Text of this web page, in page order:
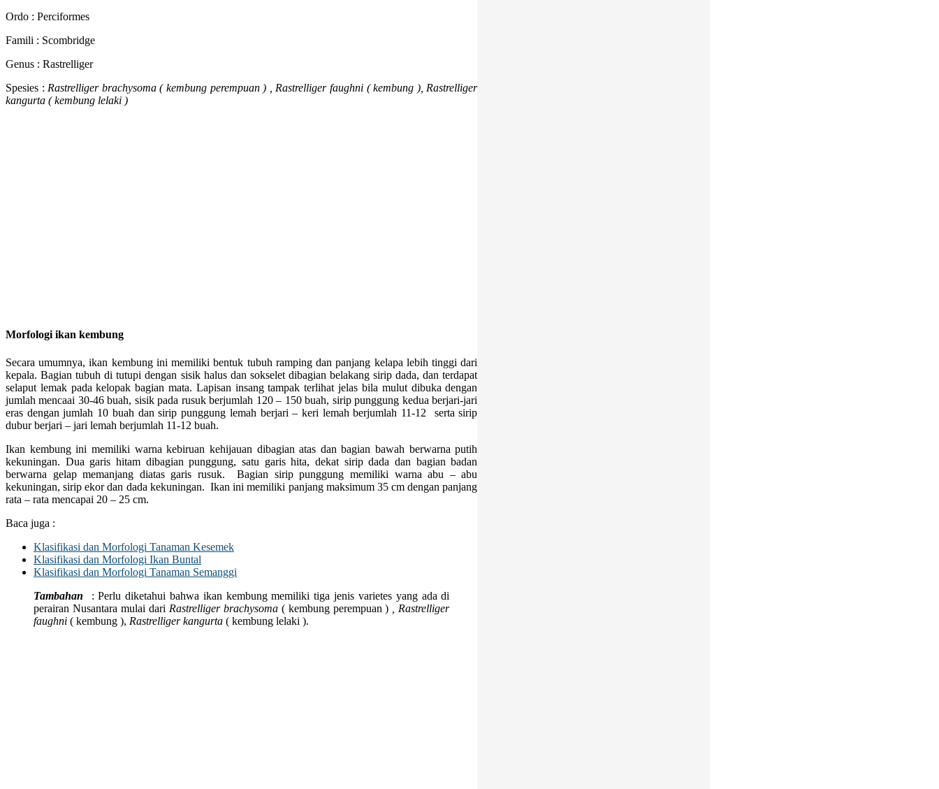
Ordo : Perciformes
Famili : Scombridge
Genus : Rastrelliger
Spesies : Rastrelliger brachysoma ( kembung perempuan ) , Rastrelliger faughni ( kembung ), Rastrelliger
kangurta ( kembung lelaki )
Morfologi ikan kembung
Secara umumnya, ikan kembung ini memiliki bentuk tubuh ramping dan panjang kelapa lebih tinggi dari
kepala. Bagian tubuh di tutupi dengan sisik halus dan sokselet dibagian belakang sirip dada, dan terdapat
selaput lemak pada kelopak bagian mata. Lapisan insang tampak terlihat jelas bila mulut dibuka dengan
jumlah mencaai 30-46 buah, sisik pada rusuk berjumlah 120 – 150 buah, sirip punggung kedua berjari-jari
eras dengan jumlah 10 buah dan sirip punggung lemah berjari – keri lemah berjumlah 11-12 serta sirip
dubur berjari – jari lemah berjumlah 11-12 buah.
Ikan kembung ini memiliki warna kebiruan kehijauan dibagian atas dan bagian bawah berwarna putih
kekuningan. Dua garis hitam dibagian punggung, satu garis hita, dekat sirip dada dan bagian badan
berwarna gelap memanjang diatas garis rusuk. Bagian sirip punggung memiliki warna abu – abu
kekuningan, sirip ekor dan dada kekuningan. Ikan ini memiliki panjang maksimum 35 cm dengan panjang
rata – rata mencapai 20 – 25 cm.
Baca juga :
Klasifikasi dan Morfologi Tanaman Kesemek
Klasifikasi dan Morfologi Ikan Buntal
Klasifikasi dan Morfologi Tanaman Semanggi
Tambahan
: Perlu diketahui bahwa ikan kembung memiliki tiga jenis varietes yang ada di
perairan Nusantara mulai dari Rastrelliger brachysoma ( kembung perempuan )
, Rastrelliger
faughni ( kembung ), Rastrelliger kangurta ( kembung lelaki ).